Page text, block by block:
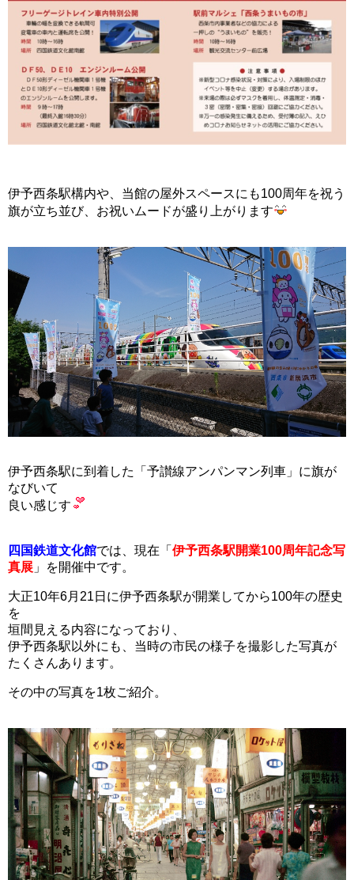
伊予西条駅構内や、当館の屋外スペースにも100周年を祝う
旗が立ち並び、お祝いムードが盛り上がります
伊予西条駅に到着した「予讃線アンパンマン列車」に旗が
なびいて
良い感じす
四国鉄道文化館では、現在「 伊予西条駅開業100周年記念写
真展 」を開催中です。
大正10年6月21日に伊予西条駅が開業してから100年の歴史
を
垣間見える内容になっており、
伊予西条駅以外にも、当時の市民の様子を撮影した写真が
たくさんあります。
その中の写真を1枚ご紹介。